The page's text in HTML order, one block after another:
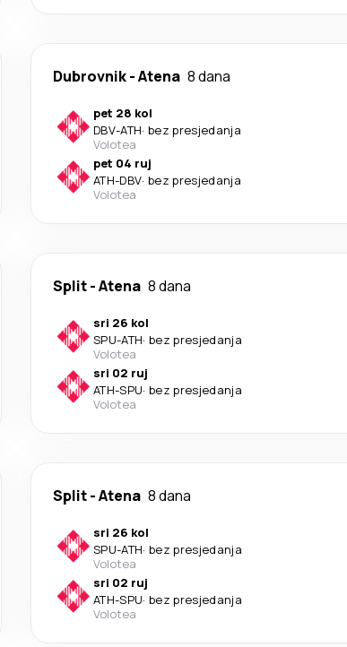
Dubrovnik-Atena 8 dana
pet 28 kol
DBV-ATH· bez presjedanja
Volotea
pet 04 ruj
ATH-DBV· bez presjedanja
Volotea
Split-Atena 8 dana
sri 26 kol
SPU-ATH· bez presjedanja
Volotea
sri 02 ruj
ATH-SPU· bez presjedanja
Volotea
Split-Atena 8 dana
sri 26 kol
SPU-ATH· bez presjedanja
Volotea
sri 02 ruj
ATH-SPU· bez presjedanja
Volotea